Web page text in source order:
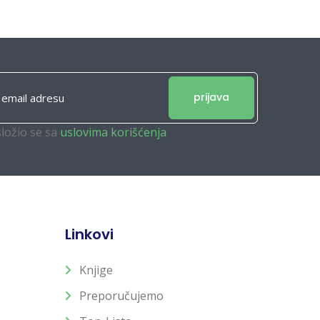
prijava
se sa uslovima korišćenja
Linkovi
Knjige
Preporučujemo